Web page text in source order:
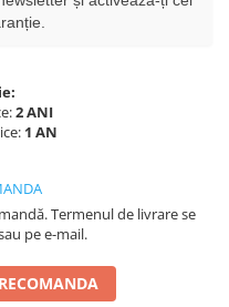
2 ANI
1 AN
Termenul de livrare se
pe e-mail.